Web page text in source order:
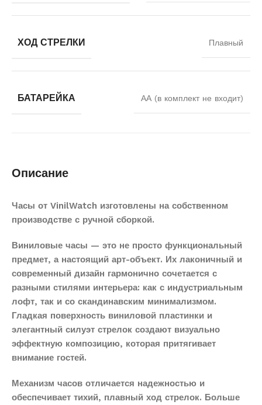
ХОД СТРЕЛКИ Плавный
БАТАРЕЙКА АА (в комплект не входит)
Описание
Часы от VinilWatch изготовлены на собственном
производстве с ручной сборкой.
Виниловые часы — это не просто функциональный
предмет, а настоящий арт-объект. Их лаконичный и
современный дизайн гармонично сочетается с
разными стилями интерьера: как с индустриальным
лофт, так и со скандинавским минимализмом.
Гладкая поверхность виниловой пластинки и
элегантный силуэт стрелок создают визуально
эффектную композицию, которая притягивает
внимание гостей.
Механизм часов отличается надежностью и
обеспечивает тихий, плавный ход стрелок. Больше